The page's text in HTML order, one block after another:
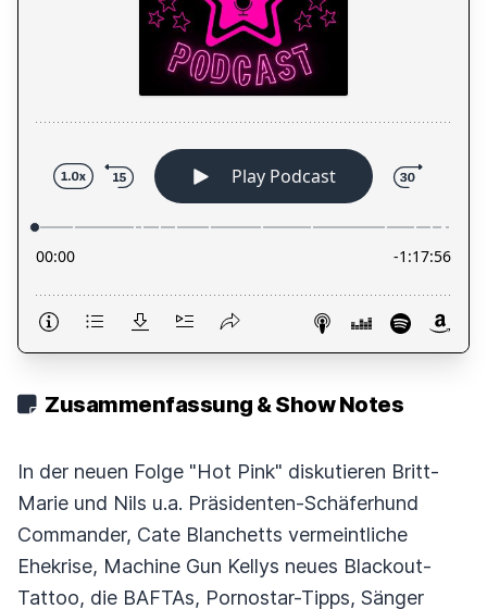
Zusammenfassung & Show Notes
In der neuen Folge "Hot Pink" diskutieren Britt-
Marie und Nils u.a. Präsidenten-Schäferhund
Commander, Cate Blanchetts vermeintliche
Ehekrise, Machine Gun Kellys neues Blackout-
Tattoo, die BAFTAs, Pornostar-Tipps, Sänger